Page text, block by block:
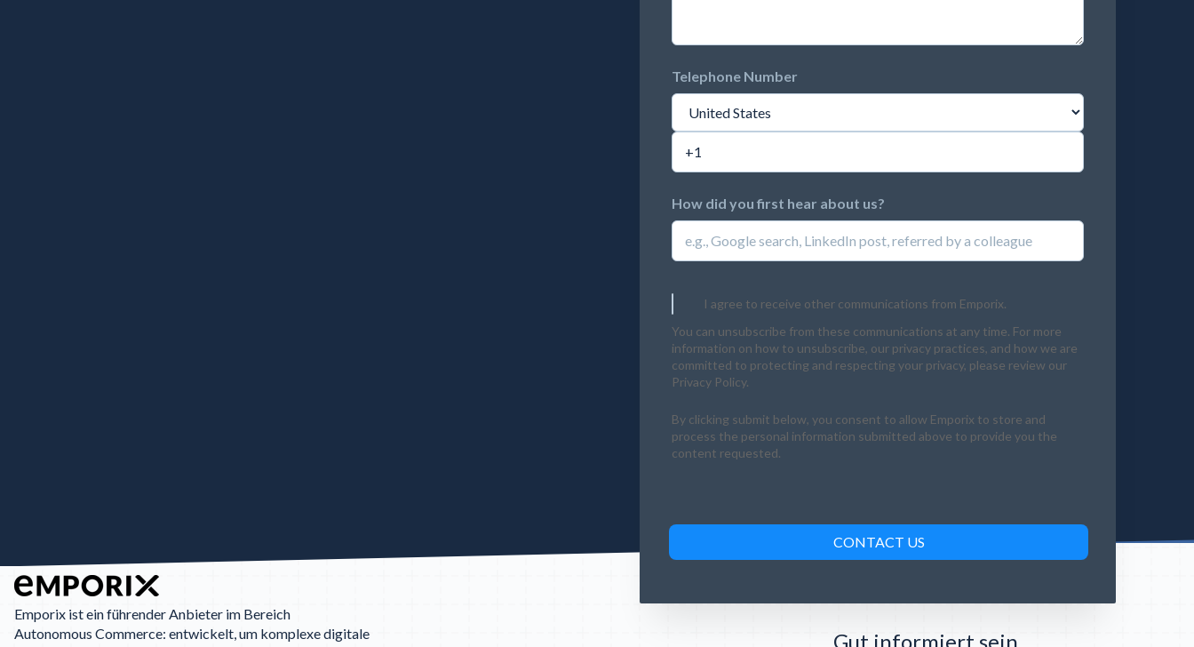
Telephone Number
How did you first hear about us?
I agree to receive other communications from Emporix.
You can unsubscribe from these communications at any time. For more
information on how to unsubscribe, our privacy practices, and how we are
committed to protecting and respecting your privacy, please review our
Privacy Policy.
By clicking submit below, you consent to allow Emporix to store and
process the personal information submitted above to provide you the
content requested.
Emporix ist ein führender Anbieter im Bereich
Autonomous Commerce: entwickelt, um komplexe digitale
Gut informiert sein